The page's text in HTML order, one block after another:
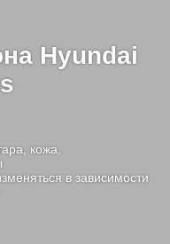
Hyundai
кожа,
в зависимости